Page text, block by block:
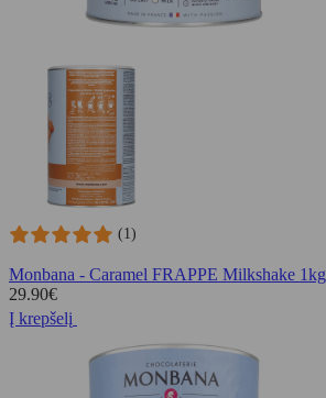
(1)
Monbana - Caramel FRAPPE Milkshake 1kg
29.90€
Į krepšelį